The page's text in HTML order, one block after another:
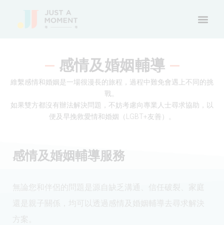
— 感情及婚姻輔導 —
維繫感情和婚姻是一場很漫長的旅程，過程中難免會遇上不同的挑
如果雙方都沒有辦法解決問題，不妨考慮向專業人士尋求協助，以
便及早挽救愛情和婚姻（LGBT+友善）。
感情及婚姻輔導服務
無論您和伴侶的問題是源自缺乏溝通、信任破裂、家庭
還是親子關係，均可以透過感情及婚姻輔導去尋求解決
方案。